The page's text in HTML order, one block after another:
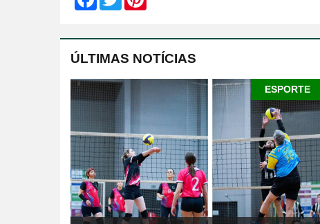
ÚLTIMAS NOTÍCIAS
ESPORTE